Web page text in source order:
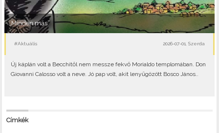
„Minden más”
#Aktuális 2026-07-01, Szerda
Új káplán volt a Becchitől nem messze fekvő Morialdo templomában. Don
Giovanni Calosso volt a neve. Jó pap volt, akit lenyűgözött Bosco János..
Címkék